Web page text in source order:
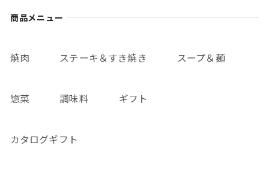
商品メニュー
焼肉 ステーキ＆すき焼き スープ＆麺
惣菜 調味料 ギフト
カタログギフト